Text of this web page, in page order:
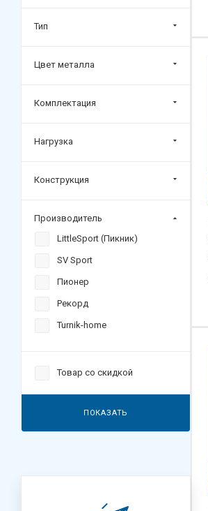
Тип
Цвет металла
Комплектация
Нагрузка
Конструкция
Производитель
LittleSport (Пикник)
SV Sport
Пионер
Рекорд
Turnik-home
Товар со скидкой
ПОКАЗАТЬ